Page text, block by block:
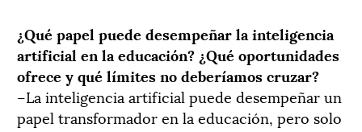
¿Qué papel puede desempeñar la inteligencia
artificial en la educación? ¿Qué oportunidades
ofrece y qué límites no deberíamos cruzar?
–La inteligencia artificial puede desempeñar un
papel transformador en la educación, pero solo